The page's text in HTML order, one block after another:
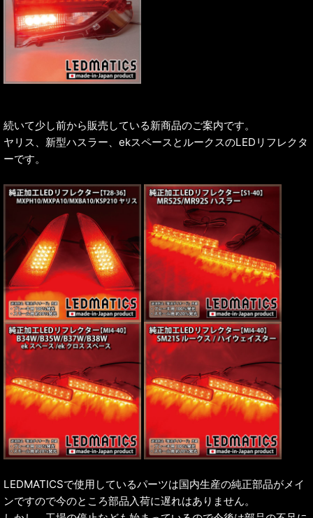
続いて少し前から販売している新商品のご案内です。
ヤリス、新型ハスラー、ekスペースとルークスのLEDリフレクタ
ーです。
LEDMATICSで使用しているパーツは国内生産の純正部品がメイ
ンですので今のところ部品入荷に遅れはありません。